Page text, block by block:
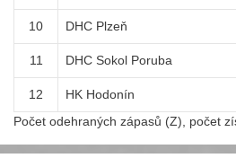
10 DHC Plzeň
11 DHC Sokol Poruba
12 HK Hodonín
Počet odehraných zápasů (Z), počet